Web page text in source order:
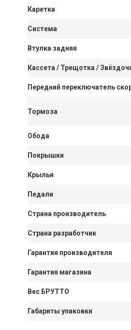
Каретка
Система
Втулка задняя
Кассета / Трещотка /
Передний переключатель
Тормоза
Обода
Покрышки
Крылья
Педали
Страна производитель
Страна разработчик
Гарантия производителя
Гарантия магазина
Вес БРУТТО
Габариты упаковки